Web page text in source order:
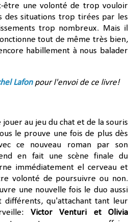
être une volonté de trop vouloir
des situations trop tirées par les
trop nombreux. Mais il
tout de même très bien,
habillement à nous balader
Lafonpour l'envoi de ce livre!
au jeu du chat et de la souris
le prouve une fois de plus dès
ce nouveau roman par son
en fait une scène finale du
immédiatement el cerveau et
volonté de poursuivre ou non.
une nouvelle fois le duo aussi
différents, qu'attachant tant leur
Victor Venturi et Olivia